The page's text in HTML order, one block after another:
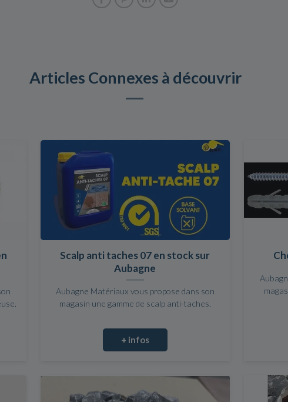
Articles Connexes à découvrir
Scalp anti taches 07 en stock sur
Aubagne
Aubagne Matériaux vous propose dans son
magasin une gamme de scalp anti-taches.
+ infos